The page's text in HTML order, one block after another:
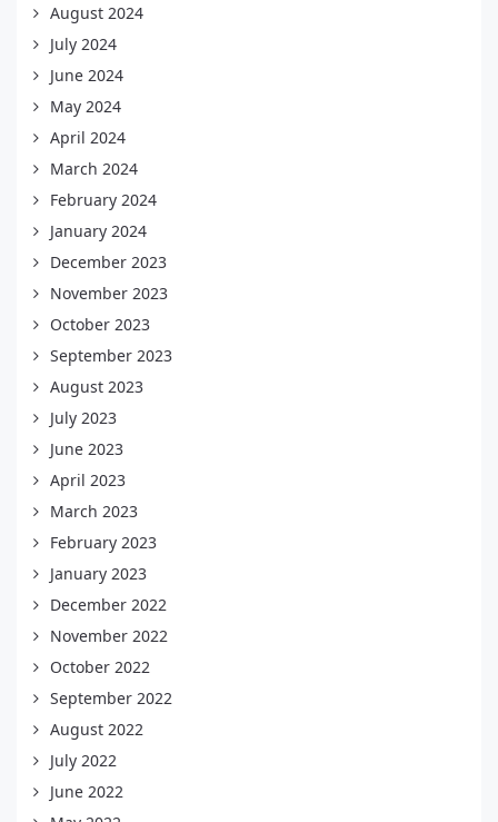
August 2024
July 2024
June 2024
May 2024
April 2024
March 2024
February 2024
January 2024
December 2023
November 2023
October 2023
September 2023
August 2023
July 2023
June 2023
April 2023
March 2023
February 2023
January 2023
December 2022
November 2022
October 2022
September 2022
August 2022
July 2022
June 2022